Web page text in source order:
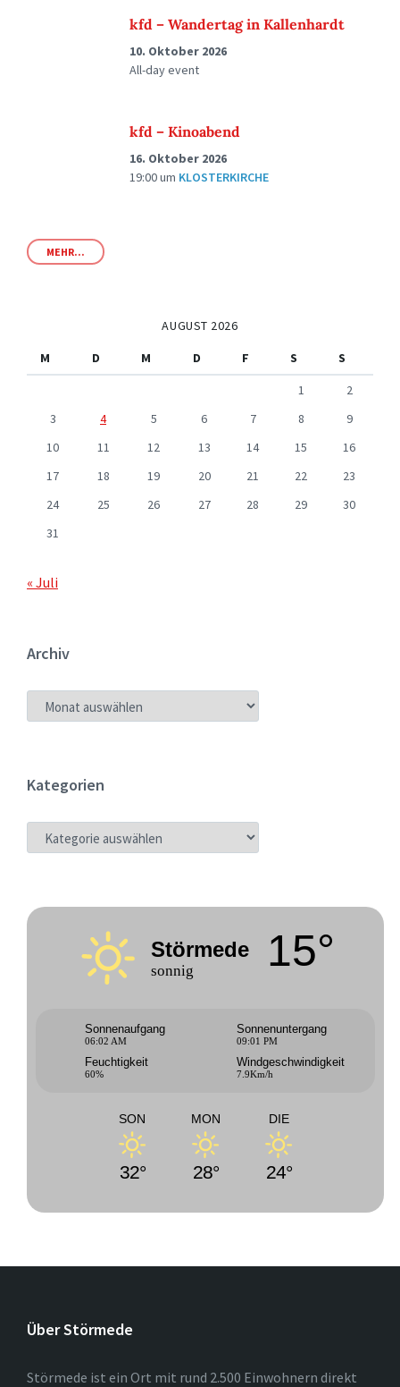
kfd – Wandertag in Kallenhardt
10. Oktober 2026
All-day event
kfd – Kinoabend
16. Oktober 2026
19:00um KLOSTERKIRCHE
MEHR...
AUGUST 2026
M
D M D F S
S
1
2
3
4 5 6 7 8
9
10
11 12 13 14 15
16
17
18 19 20 21 22
23
24
25 26 27 28 29
30
31
« Juli
Archiv
ARCHIV
Kategorien
KATEGORIEN
Störmede
sonnig 15°
Sonnenaufgang
06:02 AM
Sonnenuntergang
09:01 PM
Feuchtigkeit
60%
Windgeschwindigkeit
7.9Km/h
SON
32°
MON
28°
DIE
24°
Über Störmede
Störmede ist ein Ort mit rund 2.500 Einwohnern direkt